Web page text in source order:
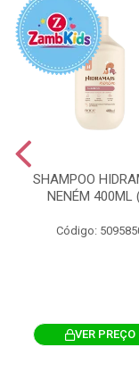
SHAMPOO
NENÉM 400ML
Código:
VER PREÇO